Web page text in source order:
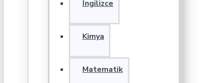
İngilizce
Kimya
Matematik